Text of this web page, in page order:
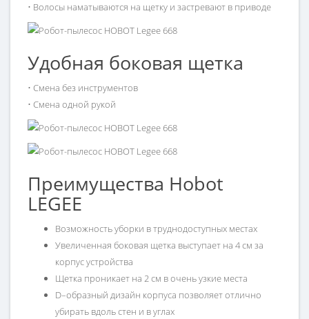
• Волосы наматываются на щетку и застревают в приводе
Удобная боковая щетка
• Смена без инструментов
• Смена одной рукой
Преимущества Hobot
LEGEE
Возможность уборки в труднодоступных местах
Увеличенная боковая щетка выступает на 4 см за
корпус устройства
Щетка проникает на 2 см в очень узкие места
D–образный дизайн корпуса позволяет отлично
убирать вдоль стен и в углах